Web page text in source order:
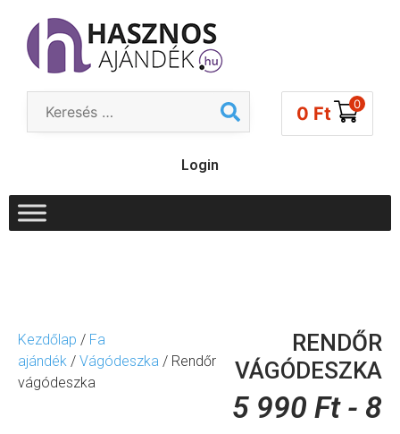
0 Ft 0
Login
Kezdőlap / Fa
ajándék / Vágódeszka / Rendőr
vágódeszka
RENDŐR
VÁGÓDESZKA
5 990 Ft- 8